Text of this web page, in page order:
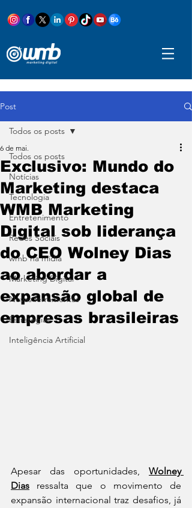
Post
Todos os posts
Notícias
Tecnologia
Entretenimento
Redes Sociais
wmb na mídia
Marketing Digital
Novas ferramentas
Estratégias
Inteligência Artificial
Todos os posts
Exclusivo: Mundo do
Marketing destaca
WMB Marketing
Digital sob liderança
do CEO Wolney Dias
ao abordar a
expansão global de
empresas brasileiras
6 de mai.
Apesar das oportunidades, Wolney
Dias ressalta que o movimento de
expansão internacional traz desafios, já